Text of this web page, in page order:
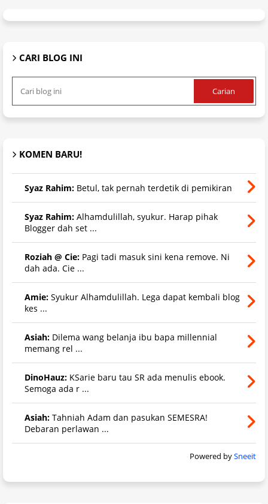
CARI BLOG INI
KOMEN BARU!
Syaz Rahim: Betul, tak pernah terdetik di pemikiran
Syaz Rahim: Alhamdulillah, syukur. Harap pihak
Blogger dah set ...
Roziah @ Cie: Pagi tadi masuk sini kena remove. Ni
dah ada. Cie ...
Amie: Syukur Alhamdulillah. Lega dapat kembali blog
kes ...
Asiah: Dilema wang belanja ibu bapa millennial
memang rel ...
DinoHauz: KSarie baru tau SR ada menulis ebook.
Semoga ada r ...
Asiah: Tahniah Adam dan pasukan SEMESRA!
Debaran perlawan ...
Powered bySneeit